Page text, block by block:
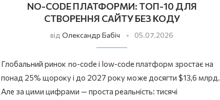
NO-CODE ПЛАТФОРМИ: ТОП-10 ДЛЯ
СТВОРЕННЯ САЙТУ БЕЗ КОДУ
відОлександр Бабіч 05.07.2026
Глобальний ринок no-code і low-code платформ зростає на
понад 25% щороку і до 2027 року може досягти $13,6 млрд.
Але за цими цифрами — проста реальність: тисячі